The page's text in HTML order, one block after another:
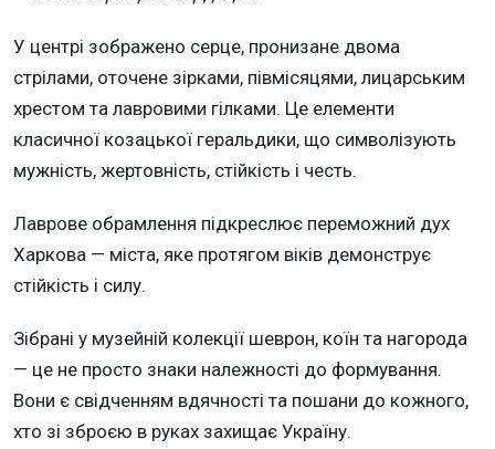
У центрі зображено серце, пронизане двома
стрілами, оточене зірками, півмісяцями, лицарським
хрестом та лавровими гілками. Це елементи
класичної козацької геральдики, що символізують
мужність, жертовність, стійкість і честь.
Лаврове обрамлення підкреслює переможний дух
Харкова — міста, яке протягом віків демонструє
стійкість і силу.
Зібрані у музейній колекції шеврон, коїн та нагорода
— це не просто знаки належності до формування.
Вони є свідченням вдячності та пошани до кожного,
хто зі зброєю в руках захищає Україну.